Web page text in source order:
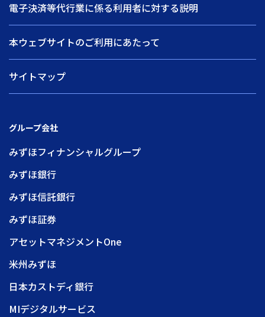
電子決済等代行業に係る利用者に対する説明
本ウェブサイトのご利用にあたって
サイトマップ
グループ会社
みずほフィナンシャルグループ
みずほ銀行
みずほ信託銀行
みずほ証券
アセットマネジメントOne
米州みずほ
日本カストディ銀行
MIデジタルサービス